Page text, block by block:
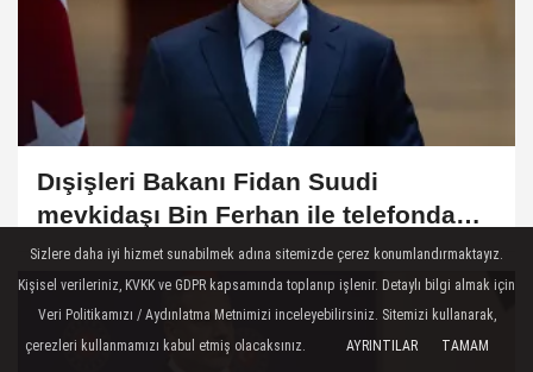
Dışişleri Bakanı Fidan Suudi
mevkidaşı Bin Ferhan ile telefonda
görüştü
Sizlere daha iyi hizmet sunabilmek adına sitemizde çerez konumlandırmaktayız.
Kişisel verileriniz, KVKK ve GDPR kapsamında toplanıp işlenir. Detaylı bilgi almak için
Veri Politikamızı / Aydınlatma Metnimizi inceleyebilirsiniz. Sitemizi kullanarak,
çerezleri kullanmamızı kabul etmiş olacaksınız.
AYRINTILAR TAMAM